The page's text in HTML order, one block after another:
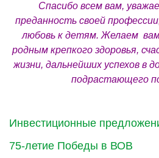
Инвестиционные
75-летие Победы в ВОВ
Спасибо всем вам,
преданность своей
любовь к детям. Желаем
родным крепкого здоровья,
жизни, дальнейших успехов в
подрастающего